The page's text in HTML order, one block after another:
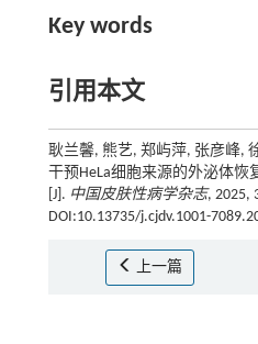
Key words
引用本文
耿兰馨, 熊艺, 郑屿萍, 张彦峰,
干预HeLa细胞来源的外泌体恢
[J]. 中国皮肤性病学杂志, 2025,
DOI:10.13735/j.cjdv.1001-
上一篇